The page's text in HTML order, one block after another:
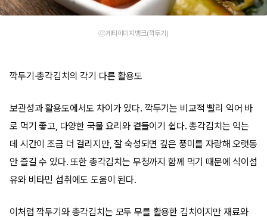
ⓒ게티이미지뱅크(깍두기)
깍두기·총각김치의 각기 다른 활용도
보관성과 활용도에서도 차이가 있다. 깍두기는 비교적 빨리 익어 바
로 먹기 좋고, 다양한 국물 요리와 곁들이기 쉽다. 총각김치는 익는
데 시간이 조금 더 걸리지만, 잘 숙성되면 깊은 풍미를 자랑해 오랫동
안 즐길 수 있다. 또한 총각김치는 무청까지 함께 먹기 때문에 식이섬
유와 비타민 섭취에도 도움이 된다.
이처럼 깍두기와 총각김치는 모두 무를 활용한 김치이지만 재료와